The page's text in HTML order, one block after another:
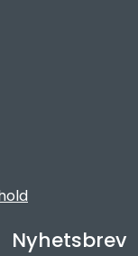
Nyhetsbrev